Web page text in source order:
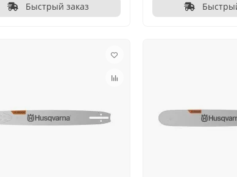
Быстрый заказ